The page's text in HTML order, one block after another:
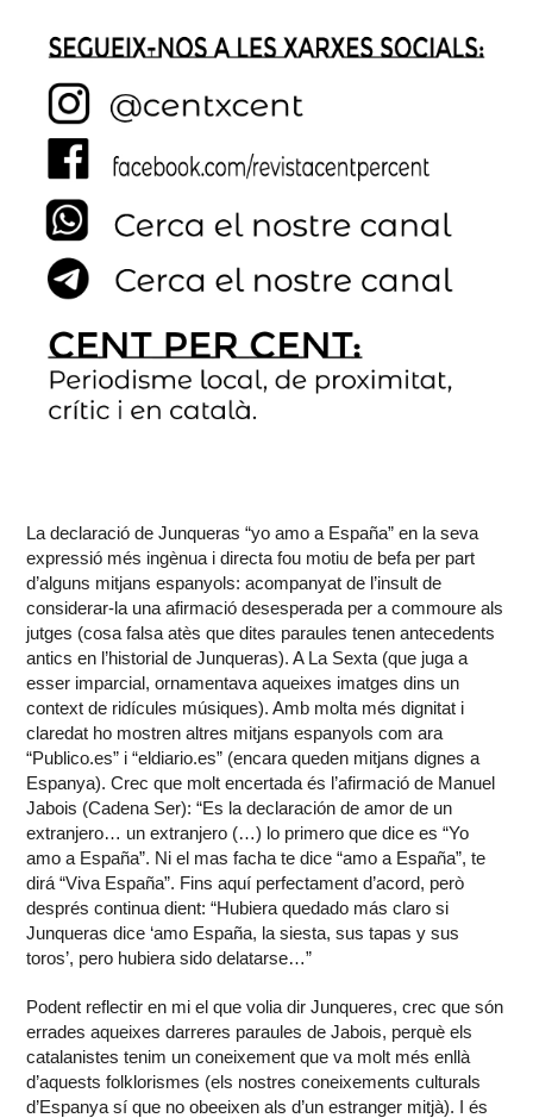
La declaració de Junqueras “yo amo a España” en la seva
expressió més ingènua i directa fou motiu de befa per part
d’alguns mitjans espanyols: acompanyat de l’insult de
considerar-la una afirmació desesperada per a commoure als
jutges (cosa falsa atès que dites paraules tenen antecedents
antics en l’historial de Junqueras). A La Sexta (que juga a
esser imparcial, ornamentava aqueixes imatges dins un
context de ridícules músiques). Amb molta més dignitat i
claredat ho mostren altres mitjans espanyols com ara
“Publico.es” i “eldiario.es” (encara queden mitjans dignes a
Espanya). Crec que molt encertada és l’afirmació de Manuel
Jabois (Cadena Ser): “Es la declaración de amor de un
extranjero… un extranjero (…) lo primero que dice es “Yo
amo a España”. Ni el mas facha te dice “amo a España”, te
dirá “Viva España”. Fins aquí perfectament d’acord, però
després continua dient: “Hubiera quedado más claro si
Junqueras dice ‘amo España, la siesta, sus tapas y sus
toros’, pero hubiera sido delatarse…”
Podent reflectir en mi el que volia dir Junqueres, crec que són
errades aqueixes darreres paraules de Jabois, perquè els
catalanistes tenim un coneixement que va molt més enllà
d’aquests folklorismes (els nostres coneixements culturals
d’Espanya sí que no obeeixen als d’un estranger mitjà). I és